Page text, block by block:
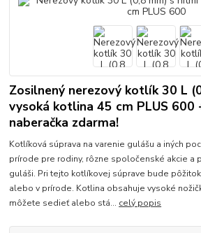
Zosilnený nerezový kotlík 30 L
vysoká kotlina 45 cm PLUS 600
naberačka zdarma!
Kotlíková súprava na varenie gulášu a iných
prírode pre rodiny, rôzne spoločenské akcie a
guláši. Pri tejto kotlíkovej súprave bude
alebo v prírode. Kotlina obsahuje vysoké
môžete sedieť alebo stá... celý popis